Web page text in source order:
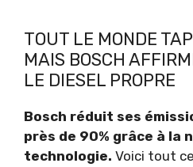
TOUT LE MONDE
MAIS BOSCH
LE DIESEL PROPRE
Bosch réduit ses
près de 90% grâce à la
technologie. Voici tout